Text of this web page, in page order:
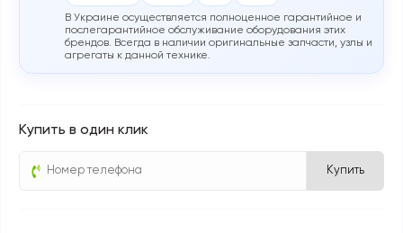
В Украине осуществляется полноценное гарантийное и
послегарантийное обслуживание оборудования этих
брендов. Всегда в наличии оригинальные запчасти, узлы и
агрегаты к данной технике.
Купить в один клик
Купить